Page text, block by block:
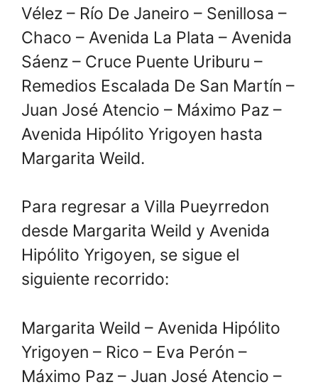
Vélez – Río De Janeiro – Senillosa –
Chaco – Avenida La Plata – Avenida
Sáenz – Cruce Puente Uriburu –
Remedios Escalada De San Martín –
Juan José Atencio – Máximo Paz –
Avenida Hipólito Yrigoyen hasta
Margarita Weild.
Para regresar a Villa Pueyrredon
desde Margarita Weild y Avenida
Hipólito Yrigoyen, se sigue el
siguiente recorrido:
Margarita Weild – Avenida Hipólito
Yrigoyen – Rico – Eva Perón –
Máximo Paz – Juan José Atencio –